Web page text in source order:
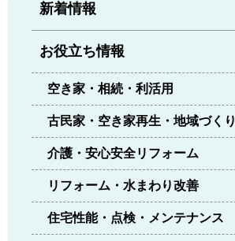
新着情報
お役立ち情報
空き家・相続・利活用
古民家・空き家再生・地域づくり
介護・安心安全リフォーム
リフォーム・水まわり改善
住宅性能・点検・メンテナンス